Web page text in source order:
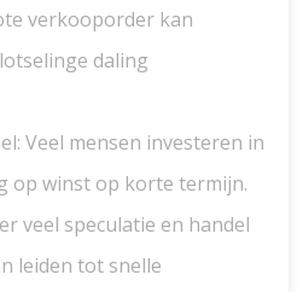
verkooporder kan
daling
Veel mensen investeren in
op winst op korte termijn.
veel speculatie en handel
leiden tot snelle